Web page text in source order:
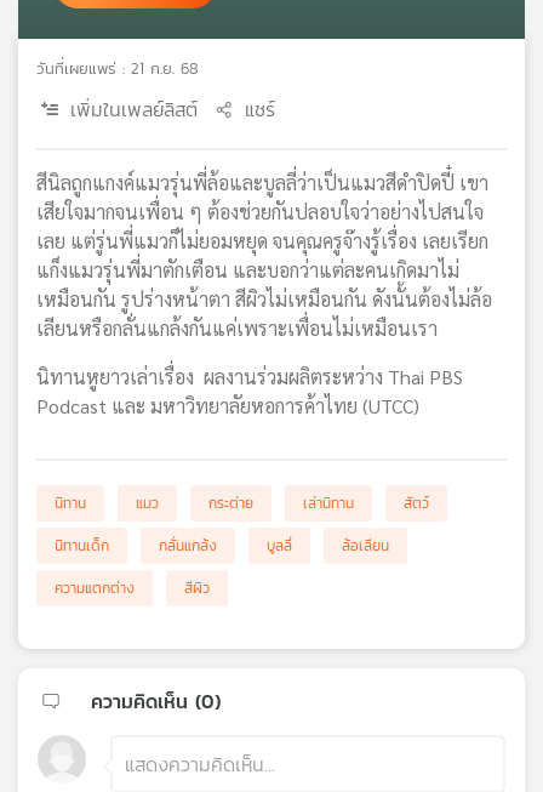
บี
เอส
วิทยุ
เครือ
ข่าย
วันที่เผยแพร่ : 21 ก.ย. 68
เพิ่มในเพลย์ลิสต์ แชร์
สีนิลถูกแกงค์แมวรุ่นพี่ล้อและบูลลี่ว่าเป็นแมวสีดำปิดปี๋ เขา
เสียใจมากจนเพื่อน ๆ ต้องช่วยกันปลอบใจว่าอย่างไปสนใจ
เลย แต่รู่นพี่แมวก็ไม่ยอมหยุด จนคุณครูจ๊างรู้เรื่อง เลยเรียก
แก็งแมวรุ่นพี่มาตักเตือน และบอกว่าแต่ละคนเกิดมาไม่
เหมือนกัน รูปร่างหน้าตา สีผิวไม่เหมือนกัน ดังนั้นต้องไม่ล้อ
เลียนหรือกลั่นแกล้งกันแค่เพราะเพื่อนไม่เหมือนเรา
นิทานหูยาวเล่าเรื่อง ผลงานร่วมผลิตระหว่าง Thai PBS
Podcast และ มหาวิทยาลัยหอการค้าไทย (UTCC)
นิทาน แมว กระต่าย เล่านิทาน
สัตว์
นิทานเด็ก
กลั่นแกล้ง บูลลี่
ล้อเลียน
ความแตกต่าง
สีผิว
ความคิดเห็น (0)